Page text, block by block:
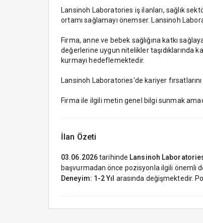
Lansinoh Laboratories iş ilanları, sağlık
ortamı sağlamayı önemser. Lansinoh
Firma, anne ve bebek sağlığına katkı
değerlerine uygun nitelikler taşıdıklarında
kurmayı hedeflemektedir.
Lansinoh Laboratories'de kariyer
Firma ile ilgili metin genel bilgi sunmak
İlan Özeti
03.06.2026tarihinde Lansinoh
başvurmadan önce pozisyonla ilgili önemli
Deneyim: 1-2 Yıl arasında değişmektedir.